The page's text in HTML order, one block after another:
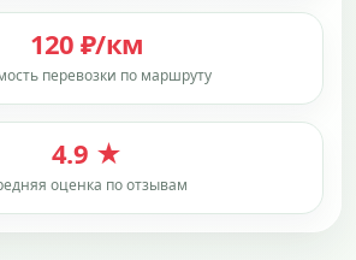
120 ₽/км
перевозки по маршруту
4.9 ★
оценка по отзывам